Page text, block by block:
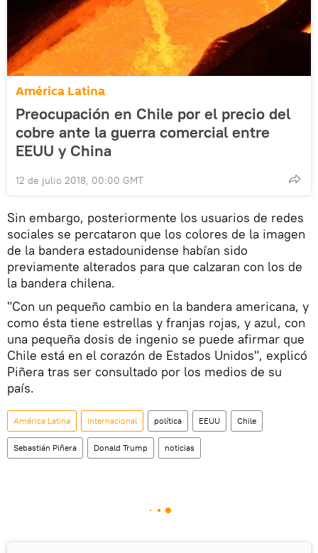
América Latina
Preocupación en Chile por el precio del
cobre ante la guerra comercial entre
EEUU y China
12 de julio 2018, 00:00 GMT
Sin embargo, posteriormente los usuarios de redes
sociales se percataron que los colores de la imagen
de la bandera estadounidense habían sido
previamente alterados para que calzaran con los de
la bandera chilena.
"Con un pequeño cambio en la bandera americana, y
como ésta tiene estrellas y franjas rojas, y azul, con
una pequeña dosis de ingenio se puede afirmar que
Chile está en el corazón de Estados Unidos", explicó
Piñera tras ser consultado por los medios de su
país.
América Latina Internacional política EEUU Chile
Sebastián Piñera Donald Trump noticias